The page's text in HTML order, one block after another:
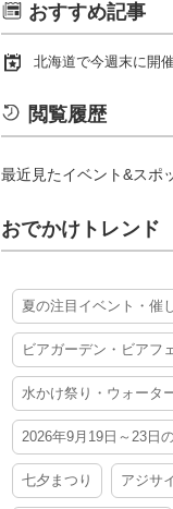
おすすめ記事
北海道で今週末に開
閲覧履歴
最近見たイベント&スポ
おでかけトレンド
夏の注目イベント・催
ビアガーデン・ビアフ
水かけ祭り・ウォータ
2026年9月19日～23日
七夕まつり アジサ